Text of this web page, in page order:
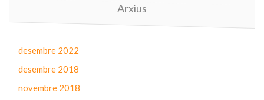
Arxius
desembre 2022
desembre 2018
novembre 2018